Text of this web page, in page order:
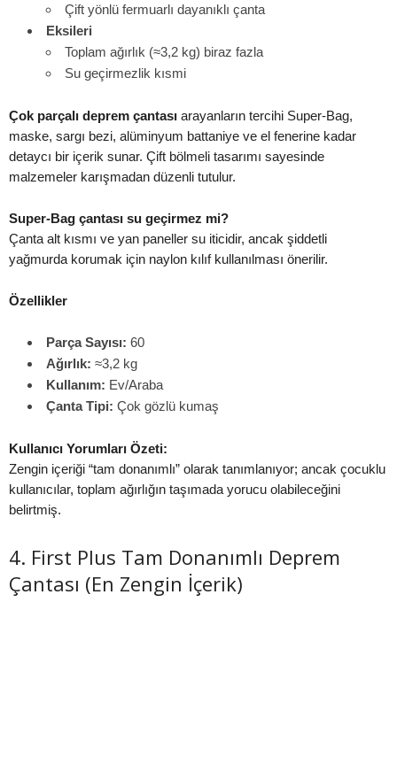
Çift yönlü fermuarlı dayanıklı çanta
Eksileri
Toplam ağırlık (≈3,2 kg) biraz fazla
Su geçirmezlik kısmi
Çok parçalı deprem çantası arayanların tercihi Super‑Bag,
maske, sargı bezi, alüminyum battaniye ve el fenerine kadar
detaycı bir içerik sunar. Çift bölmeli tasarımı sayesinde
malzemeler karışmadan düzenli tutulur.
Super‑Bag çantası su geçirmez mi?
Çanta alt kısmı ve yan paneller su iticidir, ancak şiddetli
yağmurda korumak için naylon kılıf kullanılması önerilir.
Özellikler
Parça Sayısı: 60
Ağırlık: ≈3,2 kg
Kullanım: Ev/Araba
Çanta Tipi: Çok gözlü kumaş
Kullanıcı Yorumları Özeti:
Zengin içeriği “tam donanımlı” olarak tanımlanıyor; ancak çocuklu
kullanıcılar, toplam ağırlığın taşımada yorucu olabileceğini
belirtmiş.
4. First Plus Tam Donanımlı Deprem
Çantası (En Zengin İçerik)